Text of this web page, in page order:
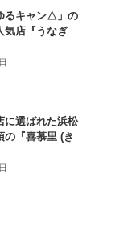
るキャン△」の
気店『うなぎ
に選ばれた浜松
の『喜慕里 (き